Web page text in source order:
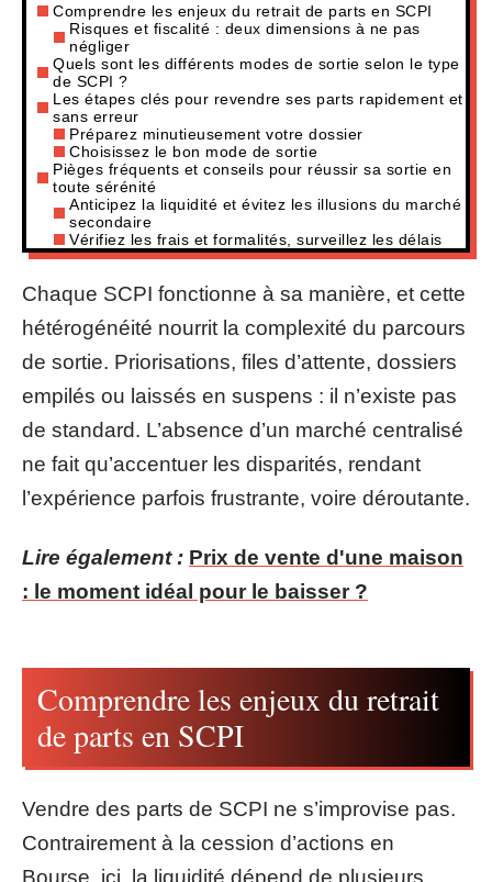
Comprendre les enjeux du retrait de parts en SCPI
Risques et fiscalité : deux dimensions à ne pas
négliger
Quels sont les différents modes de sortie selon le type
de SCPI ?
Les étapes clés pour revendre ses parts rapidement et
sans erreur
Préparez minutieusement votre dossier
Choisissez le bon mode de sortie
Pièges fréquents et conseils pour réussir sa sortie en
toute sérénité
Anticipez la liquidité et évitez les illusions du marché
secondaire
Vérifiez les frais et formalités, surveillez les délais
Chaque SCPI fonctionne à sa manière, et cette
hétérogénéité nourrit la complexité du parcours
de sortie. Priorisations, files d’attente, dossiers
empilés ou laissés en suspens : il n’existe pas
de standard. L’absence d’un marché centralisé
ne fait qu’accentuer les disparités, rendant
l’expérience parfois frustrante, voire déroutante.
Lire également : Prix de vente d'une maison
: le moment idéal pour le baisser ?
Comprendre les enjeux du retrait
de parts en SCPI
Vendre des parts de SCPI ne s’improvise pas.
Contrairement à la cession d’actions en
Bourse, ici, la liquidité dépend de plusieurs